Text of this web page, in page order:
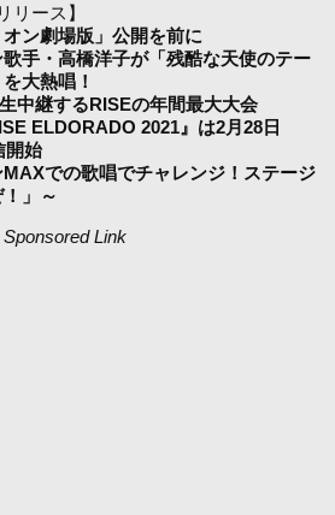
リース】
ン劇場版」公開を前に
手・高橋洋子が「残酷な天使のテー
大熱唱！
中継するRISEの年間最大大会
ELDORADO 2021』は2月28日
開始
での歌唱でチャレンジ！ステージ
」～
Sponsored Link